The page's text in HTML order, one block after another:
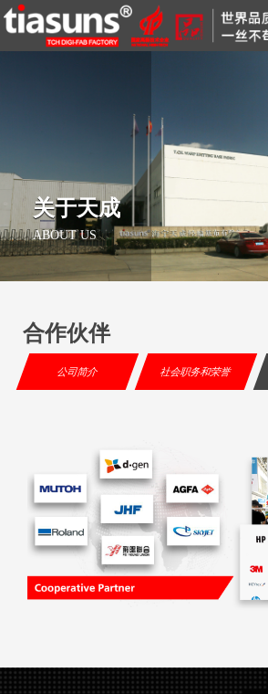
关于天成
ABOUT US
合作伙伴
公司简介 社会职务和荣誉